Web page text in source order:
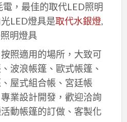
，最佳的取代LED照明
LED燈具是取代水銀燈,
明燈具
照適用的場所，大致可
波浪帳篷、歐式帳篷、
屋式組合帳、宮廷帳
專業設計開發，歡迎洽詢
動帳篷的訂做、客製化